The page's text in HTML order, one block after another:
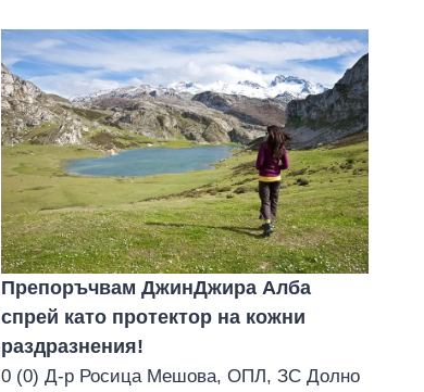
Препоръчвам ДжинДжира Алба
спрей като протектор на кожни
раздразнения!
0 (0) Д-р Росица Мешова, ОПЛ, ЗС Долно